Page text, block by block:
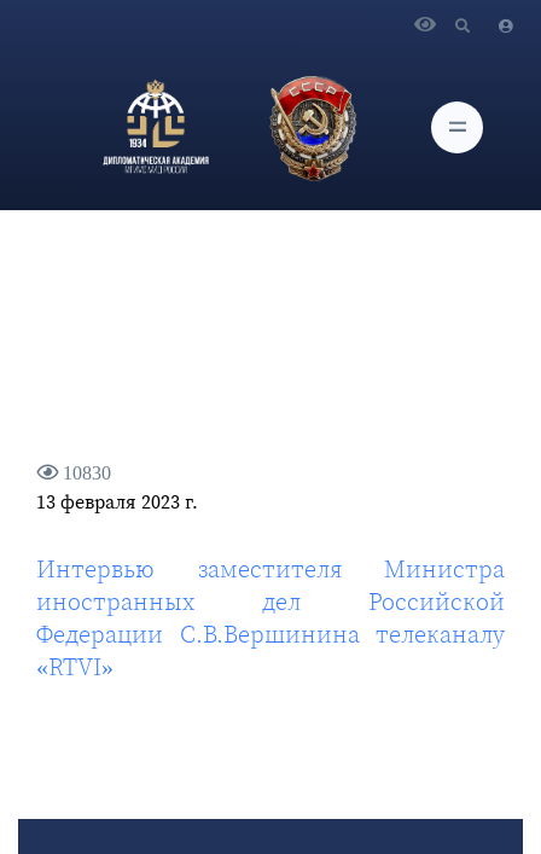
Российской Федерации С.В.Вершинина телеканалу «RTVI»
10830
13 февраля 2023 г.
Интервью заместителя Министра
иностранных дел Российской
Федерации С.В.Вершинина телеканалу
«RTVI»